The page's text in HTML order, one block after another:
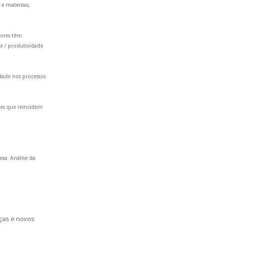
materiais,
têm
/ produtividade
nos processos
que reincidem
Análise da
e novos